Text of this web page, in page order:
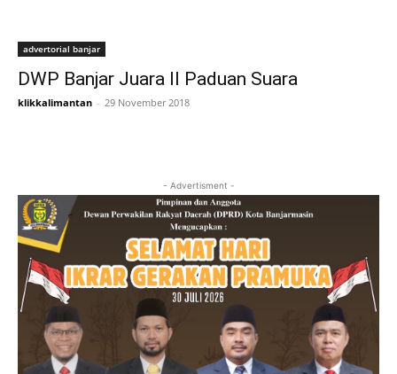
advertorial banjar
DWP Banjar Juara II Paduan Suara
klikkalimantan - 29 November 2018
- Advertisment -